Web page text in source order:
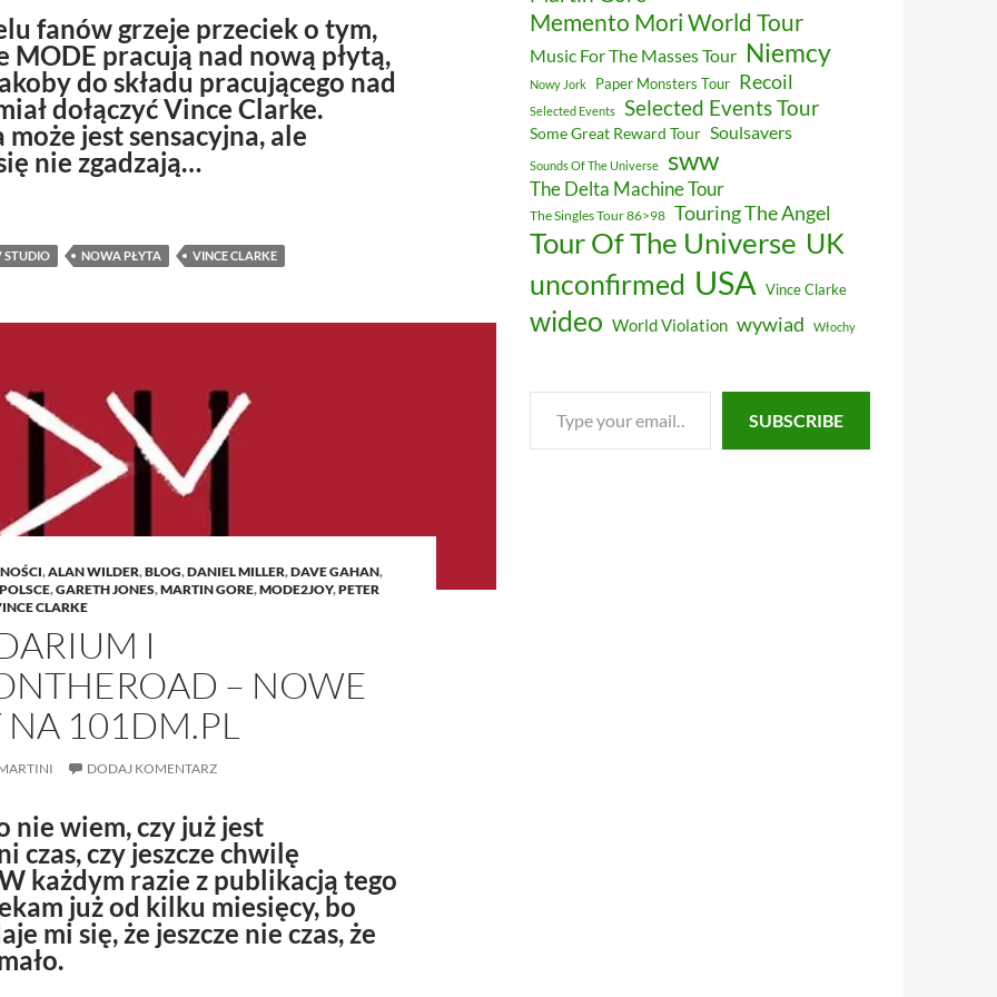
fanów grzeje przeciek o tym,
MODE pracują nad nową płytą,
do składu pracującego nad
dołączyć Vince Clarke.
jest sensacyjna, ale
nie zgadzają…
MODE w studio?! Nie rozpędzałbym się aż tak bardzo…
STUDIO NOWA PŁYTA VINCE CLARKE
,ALAN WILDER,BLOG,DANIEL MILLER,DAVE GAHAN,
,GARETH JONES,MARTIN GORE,MODE2JOY,PETER
CLARKE
I
– NOWE
101DM.PL
DODAJ KOMENTARZ
nie wiem, czy już jest
czas, czy jeszcze chwilę
każdym razie z publikacją tego
już od kilku miesięcy, bo
mi się, że jeszcze nie czas, że
Memento Mori World Tour
Music For The Masses Tour Niemcy
Nowy Jork Paper Monsters Tour Recoil
Selected Events Selected Events Tour
Some Great Reward Tour Soulsavers
Sounds Of The Universe sww
The Delta Machine Tour
The Singles Tour 86>98 Touring The Angel
Tour Of The Universe UK
unconfirmed USA Vince Clarke
wideo World Violation wywiad Włochy
your
SUBSCRIBE